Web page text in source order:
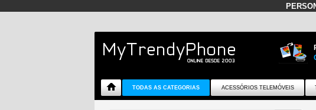
TODAS AS CATEGORIAS ACESSÓRIOS TELEMÓVEIS